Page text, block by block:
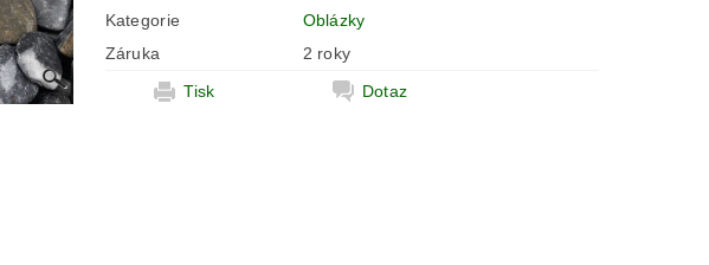
Kategorie
Oblázky
Záruka
2 roky
Tisk
Dotaz